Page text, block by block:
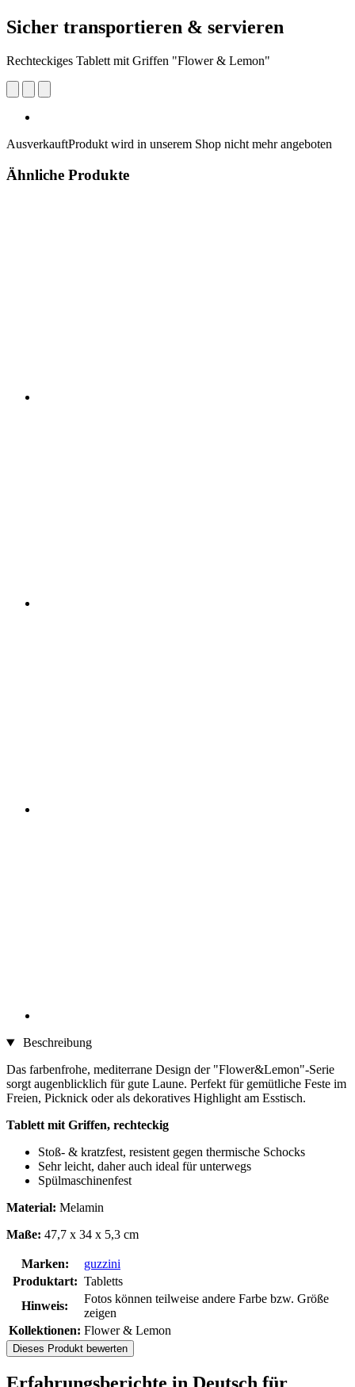
Sicher transportieren & servieren
Rechteckiges Tablett mit Griffen "Flower & Lemon"
AusverkauftProdukt wird in unserem Shop nicht mehr angeboten
Ähnliche Produkte
Beschreibung
Das farbenfrohe, mediterrane Design der "Flower&Lemon"-Serie
sorgt augenblicklich für gute Laune. Perfekt für gemütliche Feste im
Freien, Picknick oder als dekoratives Highlight am Esstisch.
Tablett mit Griffen, rechteckig
Stoß- & kratzfest, resistent gegen thermische Schocks
Sehr leicht, daher auch ideal für unterwegs
Spülmaschinenfest
Material: Melamin
Maße: 47,7 x 34 x 5,3 cm
Marken:
guzzini
Produktart: Tabletts
Hinweis:
Fotos können teilweise andere Farbe bzw. Größe
zeigen
Kollektionen: Flower & Lemon
Dieses Produkt bewerten